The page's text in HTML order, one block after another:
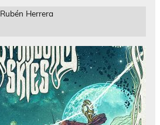
Rubén Herrera